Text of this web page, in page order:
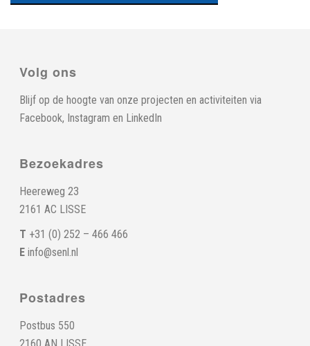
Volg ons
Blijf op de hoogte van onze projecten en activiteiten via
Facebook, Instagram en LinkedIn
Bezoekadres
Heereweg 23
2161 AC LISSE
T +31 (0) 252 – 466 466
E info@senl.nl
Postadres
Postbus 550